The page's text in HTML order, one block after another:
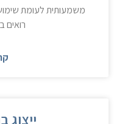
משמעותית לעומת
רואים
ייצוג